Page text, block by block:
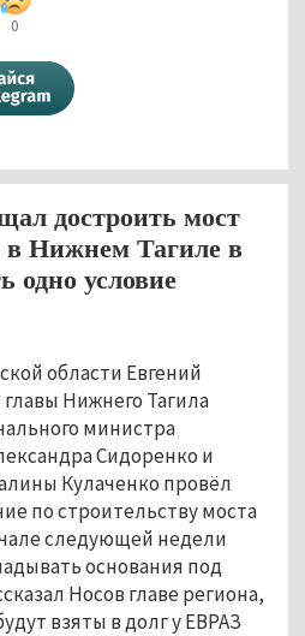
0
достроить мост
в Нижнем Тагиле в
одно условие
области Евгений
Нижнего Тагила
министра
Сидоренко и
Кулаченко провёл
по строительству моста
следующей недели
основания под
Носов главе региона,
взяты в долг у ЕВРАЗ